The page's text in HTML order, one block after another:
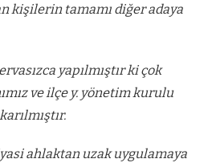
kişilerin tamamı diğer adaya
yapılmıştır ki çok
ve ilçe y. yönetim kurulu
ahlaktan uzak uygulamaya